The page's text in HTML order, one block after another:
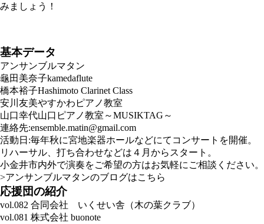
みましょう！
基本データ
アンサンブルマタン
龜田美奈子kamedaflute
橋本裕子Hashimoto Clarinet Class
安川友美やすかわピアノ教室
山口幸代山口ピアノ教室～MUSIKTAG～
連絡先:ensemble.matin@gmail.com
活動日:毎年秋に宮地楽器ホールなどにてコンサートを開催。
リハーサル、打ち合わせなどは４月からスタート。
小金井市内外で演奏をご希望の方はお気軽にご相談ください。
>アンサンブルマタンのブログはこちら
応援団の紹介
vol.082 合同会社 いくせい舎（木の葉クラブ）
vol.081 株式会社 buonote